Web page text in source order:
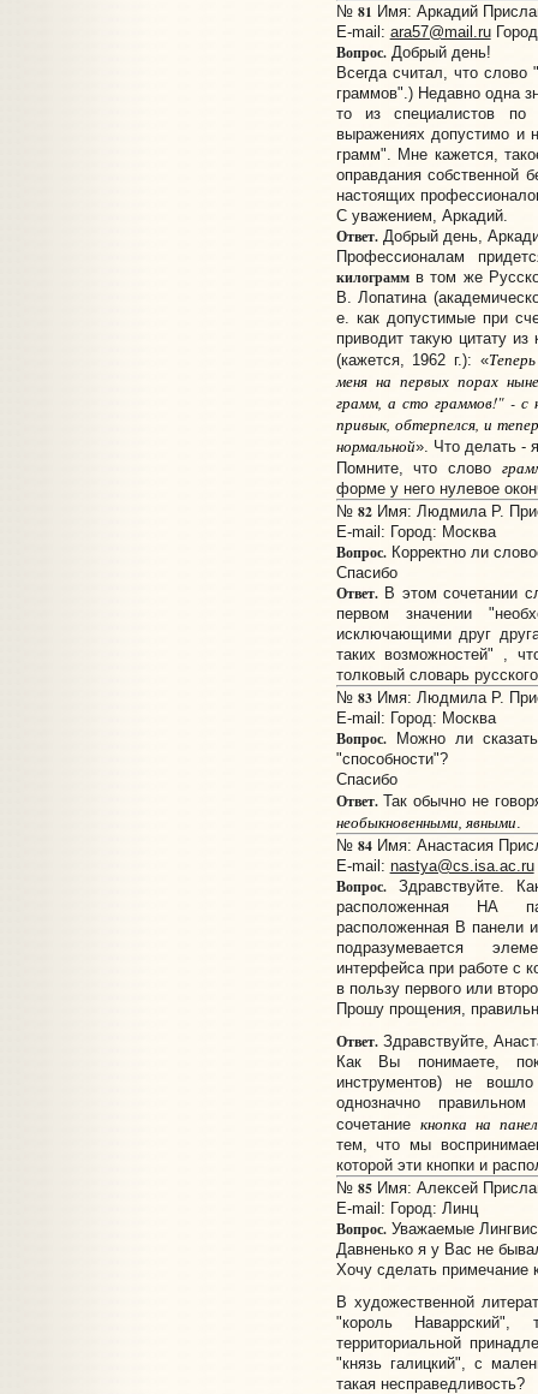
№ 81 Имя: Аркадий
E-mail: ara57@mail.ru
Вопрос.Добрый день!
Всегда считал, что
граммов".) Недавно одна
то из специалистов по
выражениях допустимо и
грамм". Мне кажется,
оправдания собственной
настоящих
С уважением, Аркадий.
Ответ.Добрый день,
Профессионалам
килограммв том же
В. Лопатина
е. как допустимые при
приводит такую цитату
(кажется, 1962 г.): «
меня на первых порах
грамм, а сто граммов!" - с
привык, обтерпелся, и
нормальной». Что делать -
Помните, что слово
форме у него нулевое
№ 82Имя: Людмила Р.
E-mail: Город: Москва
Вопрос.Корректно ли
Спасибо
Ответ.В этом сочетании
первом значении
исключающими друг
таких возможностей" ,
толковый словарь
№ 83Имя: Людмила Р.
E-mail: Город: Москва
Вопрос.Можно ли сказать
"способности"?
Спасибо
Ответ.Так обычно не
необыкновенными, явными.
№ 84Имя: Анастасия
E-mail: nastya@cs.isa.ac.ru
Вопрос.Здравствуйте.
расположенная НА
расположенная В панели
подразумевается
интерфейса при работе с
в пользу первого или
Прошу прощения,
Ответ.Здравствуйте,
Как Вы понимаете,
инструментов) не
однозначно
сочетание кнопка на
тем, что мы
которой эти кнопки и
№ 85Имя: Алексей
E-mail: Город: Линц
Вопрос.Уважаемые
Давненько я у Вас не
Хочу сделать примечание
В художественной
"король
территориальной
"князь галицкий", с
такая несправедливость?